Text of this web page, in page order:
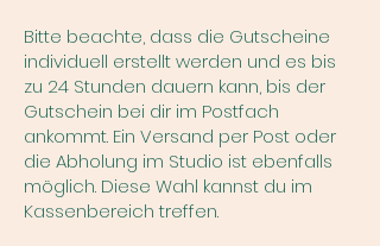
Bitte beachte, dass die Gutscheine
individuell erstellt werden und es bis
zu 24 Stunden dauern kann, bis der
Gutschein bei dir im Postfach
ankommt. Ein Versand per Post oder
die Abholung im Studio ist ebenfalls
möglich. Diese Wahl kannst du im
Kassenbereich treffen.